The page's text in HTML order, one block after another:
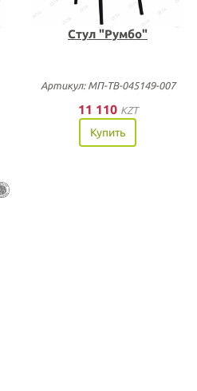
Стул "Румбо"
Артикул: МП-ТВ-045149-007
11 110 KZT
Купить